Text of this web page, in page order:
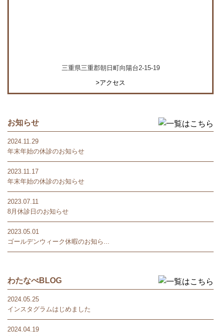
三重県三重郡朝日町向陽台2-15-19
>アクセス
お知らせ
2024.11.29
年末年始の休診のお知らせ
2023.11.17
年末年始の休診のお知らせ
2023.07.11
8月休診日のお知らせ
2023.05.01
ゴールデンウィーク休暇のお知ら...
わたなべBLOG
2024.05.25
インスタグラムはじめました
2024.04.19